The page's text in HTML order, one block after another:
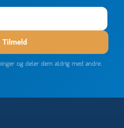
Tilmeld
og deler dem aldrig med andre.